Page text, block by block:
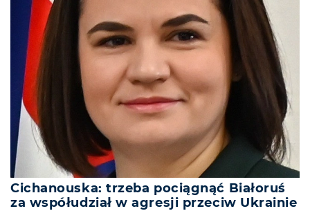
Cichanouska: trzeba pociągnąć Białoruś
za współudział w agresji przeciw Ukrainie